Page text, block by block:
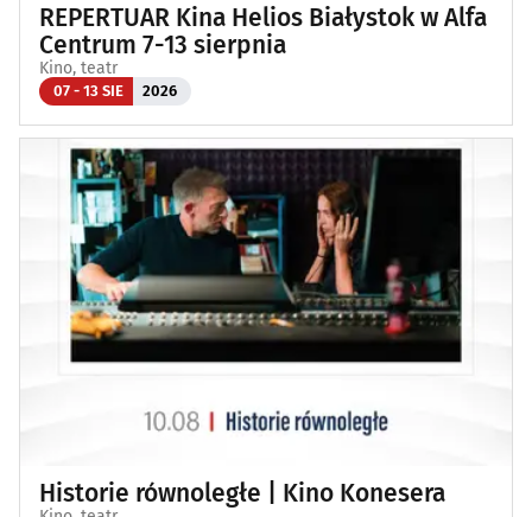
REPERTUAR Kina Helios Białystok w Alfa
Centrum 7-13 sierpnia
Kino, teatr
07 - 13 SIE 2026
Historie równoległe | Kino Konesera